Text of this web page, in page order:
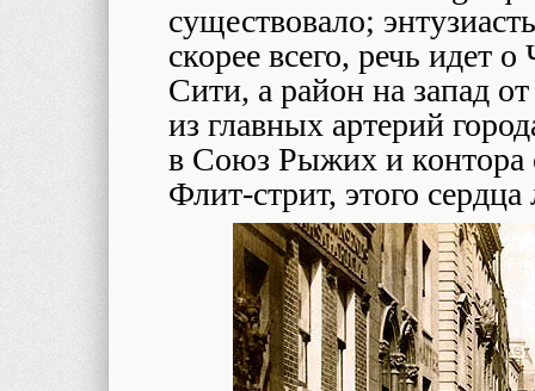
существовало;
скорее всего, речь идет
Сити, а район на запад
из главных артерий
в Союз Рыжих и контора
Флит-стрит, этого